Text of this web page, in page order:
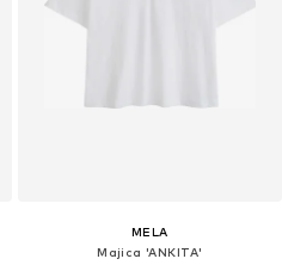
MELA
Majica 'ANKITA'